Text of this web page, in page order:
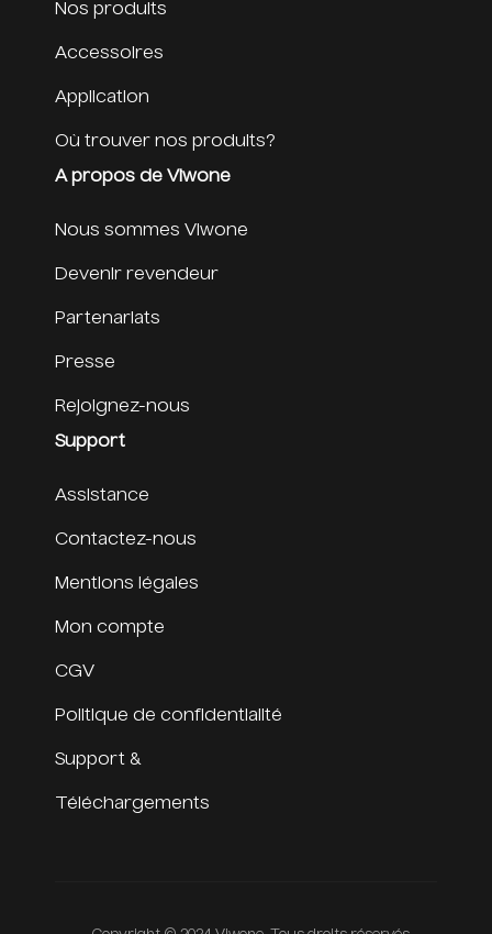
Nos produits
Accessoires
Application
Où trouver nos produits?
A propos de Viwone
Nous sommes Viwone
Devenir revendeur
Partenariats
Presse
Rejoignez-nous
Support
Assistance
Contactez-nous
Mentions légales
Mon compte
CGV
Politique de confidentialité
Support &
Téléchargements